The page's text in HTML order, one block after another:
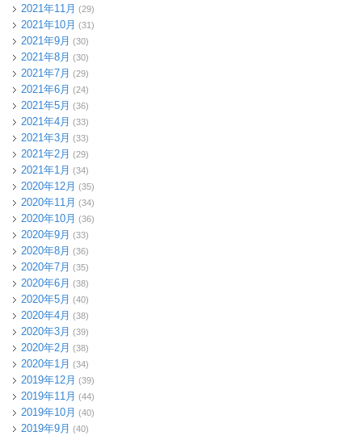
2021年11月 (29)
2021年10月 (31)
2021年9月 (30)
2021年8月 (30)
2021年7月 (29)
2021年6月 (24)
2021年5月 (36)
2021年4月 (33)
2021年3月 (33)
2021年2月 (29)
2021年1月 (34)
2020年12月 (35)
2020年11月 (34)
2020年10月 (36)
2020年9月 (33)
2020年8月 (36)
2020年7月 (35)
2020年6月 (38)
2020年5月 (40)
2020年4月 (38)
2020年3月 (39)
2020年2月 (38)
2020年1月 (34)
2019年12月 (39)
2019年11月 (44)
2019年10月 (40)
2019年9月 (40)